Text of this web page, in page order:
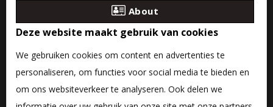
About
Deze website maakt gebruik van cookies
We gebruiken cookies om content en advertenties te
personaliseren, om functies voor social media te bieden en
om ons websiteverkeer te analyseren. Ook delen we